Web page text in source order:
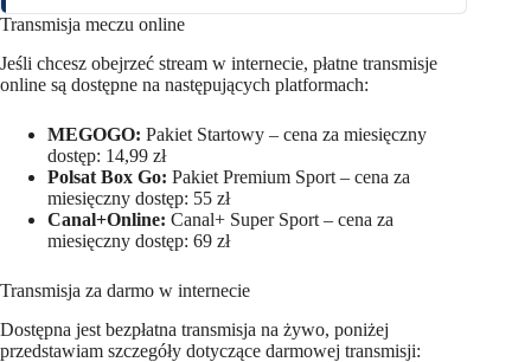
Transmisja meczu online
Jeśli chcesz obejrzeć stream w internecie, płatne transmisje
online są dostępne na następujących platformach:
MEGOGO: Pakiet Startowy – cena za miesięczny
dostęp: 14,99 zł
Polsat Box Go: Pakiet Premium Sport – cena za
miesięczny dostęp: 55 zł
Canal+Online: Canal+ Super Sport – cena za
miesięczny dostęp: 69 zł
Transmisja za darmo w internecie
Dostępna jest bezpłatna transmisja na żywo, poniżej
przedstawiam szczegóły dotyczące darmowej transmisji: